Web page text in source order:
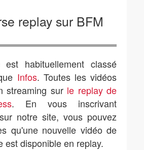
replay sur BFM
habituellement classé
Infos. Toutes les vidéos
streaming sur le replay de
. En vous inscrivant
notre site, vous pouvez
qu'une nouvelle vidéo de
est disponible en replay.